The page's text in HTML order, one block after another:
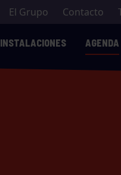
El Grupo Contacto
INSTALACIONES AGENDA